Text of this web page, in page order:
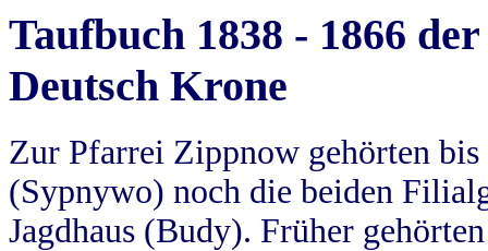
Taufbuch 1838 - 1866
Deutsch Krone
Zur Pfarrei Zippnow gehörten
(Sypnywo) noch die beiden
Jagdhaus (Budy). Früher